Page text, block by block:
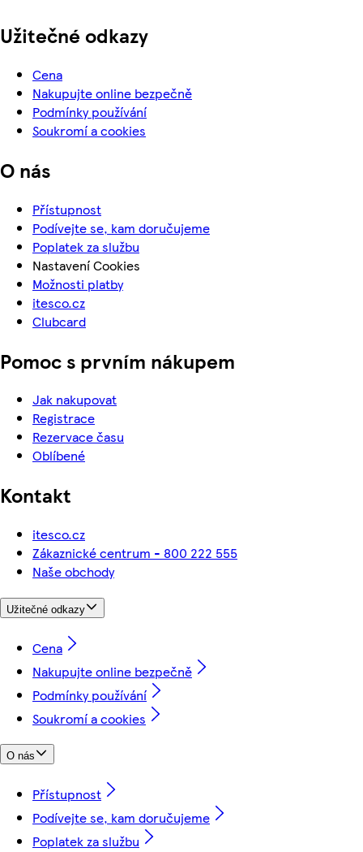
Užitečné odkazy
Cena
Nakupujte online bezpečně
Podmínky používání
Soukromí a cookies
O nás
Přístupnost
Podívejte se, kam doručujeme
Poplatek za službu
Nastavení Cookies
Možnosti platby
itesco.cz
Clubcard
Pomoc s prvním nákupem
Jak nakupovat
Registrace
Rezervace času
Oblíbené
Kontakt
itesco.cz
Zákaznické centrum - 800 222 555
Naše obchody
Užitečné odkazy
Cena
Nakupujte online bezpečně
Podmínky používání
Soukromí a cookies
O nás
Přístupnost
Podívejte se, kam doručujeme
Poplatek za službu